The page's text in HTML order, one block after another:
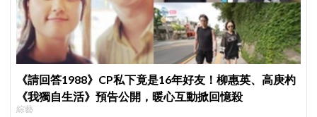
《請回答1988》CP私下竟是16年好友！柳惠英、高庚杓
《我獨自生活》預告公開，暖心互動掀回憶殺
綜藝